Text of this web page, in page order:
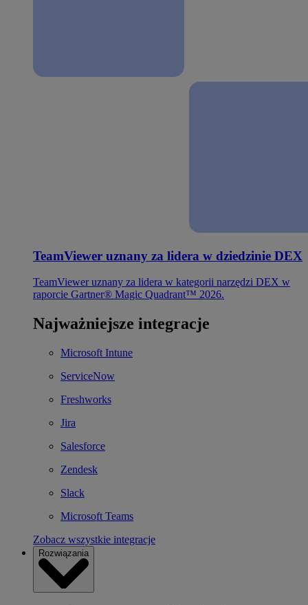
TeamViewer uznany za lidera w dziedzinie DEX
TeamViewer uznany za lidera w kategorii narzędzi DEX w
raporcie Gartner® Magic Quadrant™ 2026.
Najważniejsze integracje
Microsoft Intune
ServiceNow
Freshworks
Jira
Salesforce
Zendesk
Slack
Microsoft Teams
Zobacz wszystkie integracje
Rozwiązania